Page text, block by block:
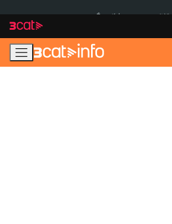
navegació
principal
contingut